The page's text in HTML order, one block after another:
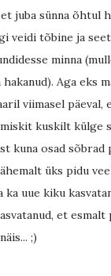
juba sünna õhtul
veidi tõbine ja
minna
Aga eks
viimasel päeval,
kuskilt külge
kuna osad sõbrad
üks pidu
ka uue kiku
et esmalt
;)